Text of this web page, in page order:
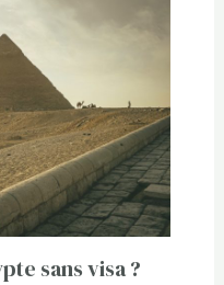
sans visa ?